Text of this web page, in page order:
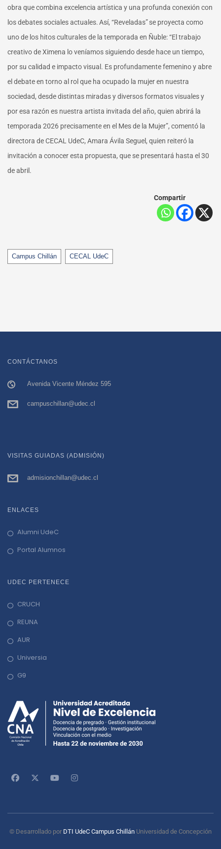
obra que combina excelencia artística y una profunda conexión con
los debates sociales actuales. Así, “Reveladas” se proyecta como
uno de los hitos culturales de la temporada en Ñuble:“El trabajo
creativo de Ximena lo veníamos siguiendo desde hace un tiempo,
por su calidad e impacto visual. Es profundamente femenino y abre
el debate en torno al rol que ha ocupado la mujer en nuestra
sociedad, desde distintas miradas y diversos formatos visuales y
por esa razón es nuestra artista invitada del año, quien abrirá la
temporada 2026 precisamente en el Mes de la Mujer”, comentó la
directora de CECAL UdeC, Amara Ávila Seguel, quien reiteró la
invitación a conocer esta propuesta, que se presentará hasta el 30
de abril.
Compartir
Tags
Campus Chillán CECAL UdeC
CONTÁCTANOS
Avenida Vicente Méndez 595
campuschillan@udec.cl
VISITAS GUIADAS (ADMISIÓN)
admisionchillan@udec.cl
ENLACES
Alumni UdeC
Portal Alumnos
UDEC PERTENECE
CRUCH
REUNA
AUR
Universia
G9
© Desarrollado por DTI UdeC Campus Chillán Universidad de Concepción